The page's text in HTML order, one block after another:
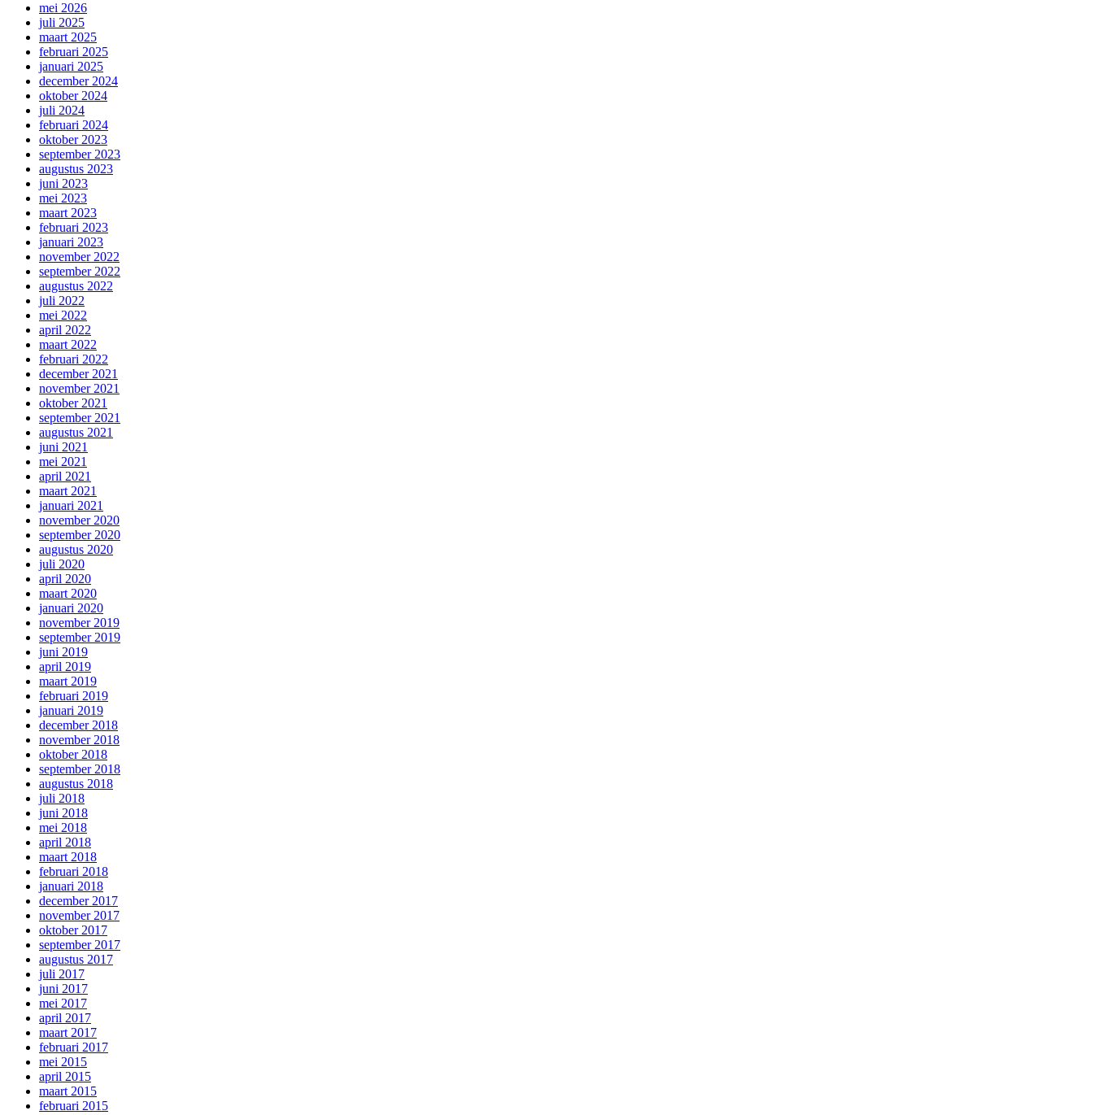
mei 2026
juli 2025
maart 2025
februari 2025
januari 2025
december 2024
oktober 2024
juli 2024
februari 2024
oktober 2023
september 2023
augustus 2023
juni 2023
mei 2023
maart 2023
februari 2023
januari 2023
november 2022
september 2022
augustus 2022
juli 2022
mei 2022
april 2022
maart 2022
februari 2022
december 2021
november 2021
oktober 2021
september 2021
augustus 2021
juni 2021
mei 2021
april 2021
maart 2021
januari 2021
november 2020
september 2020
augustus 2020
juli 2020
april 2020
maart 2020
januari 2020
november 2019
september 2019
juni 2019
april 2019
maart 2019
februari 2019
januari 2019
december 2018
november 2018
oktober 2018
september 2018
augustus 2018
juli 2018
juni 2018
mei 2018
april 2018
maart 2018
februari 2018
januari 2018
december 2017
november 2017
oktober 2017
september 2017
augustus 2017
juli 2017
juni 2017
mei 2017
april 2017
maart 2017
februari 2017
mei 2015
april 2015
maart 2015
februari 2015